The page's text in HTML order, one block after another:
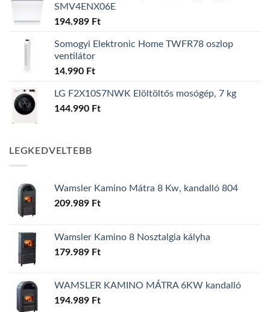
SMV4ENX06E
194.989 Ft
Somogyi Elektronic Home TWFR78 oszlop
ventilátor
14.990 Ft
LG F2X10S7NWK Elöltöltős mosógép, 7 kg
144.990 Ft
LEGKEDVELTEBB
Wamsler Kamino Mátra 8 Kw, kandalló 804
209.989 Ft
Wamsler Kamino 8 Nosztalgia kályha
179.989 Ft
WAMSLER KAMINO MÁTRA 6KW kandalló
194.989 Ft